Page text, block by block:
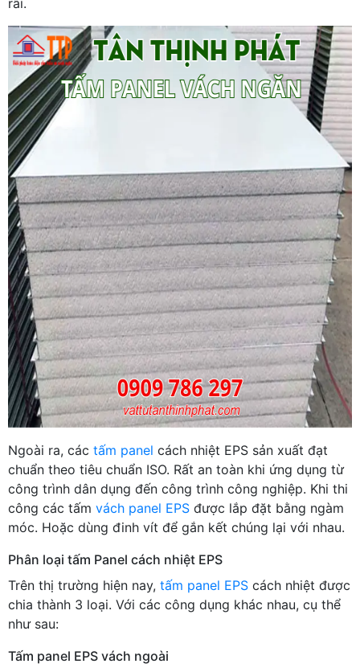
Ngoài ra, các tấm panel cách nhiệt EPS sản xuất đạt
chuẩn theo tiêu chuẩn ISO. Rất an toàn khi ứng dụng từ
công trình dân dụng đến công trình công nghiệp. Khi thi
công các tấm vách panel EPS được lắp đặt bằng ngàm
móc. Hoặc dùng đinh vít để gắn kết chúng lại với nhau.
Phân loại tấm Panel cách nhiệt EPS
Trên thị trường hiện nay, tấm panel EPS cách nhiệt được
chia thành 3 loại. Với các công dụng khác nhau, cụ thể
như sau:
Tấm panel EPS vách ngoài